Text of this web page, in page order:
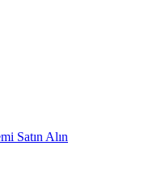
Satın Alın